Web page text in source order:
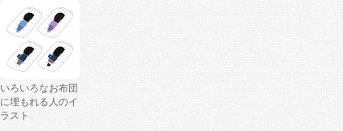
いろいろなお布団
に埋もれる人のイ
ラスト